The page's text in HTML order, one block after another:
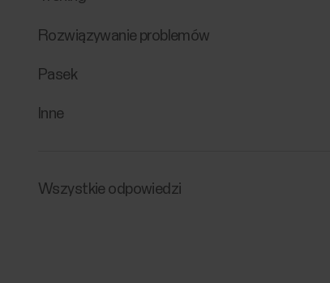
Rozwiązywanie problemów
Pasek
Inne
Wszystkie odpowiedzi